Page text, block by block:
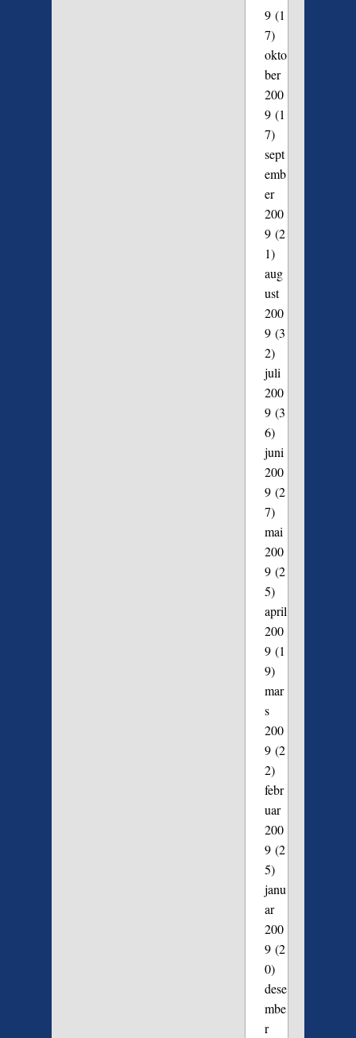
9(1
7)
okto
ber
200
9(1
7)
sept
emb
er
200
9(2
1)
aug
ust
200
9(3
2)
juli
200
9(3
6)
juni
200
9(2
7)
mai
200
9(2
5)
april
200
9(1
9)
mar
s
200
9(2
2)
febr
uar
200
9(2
5)
janu
ar
200
9(2
0)
dese
mbe
r